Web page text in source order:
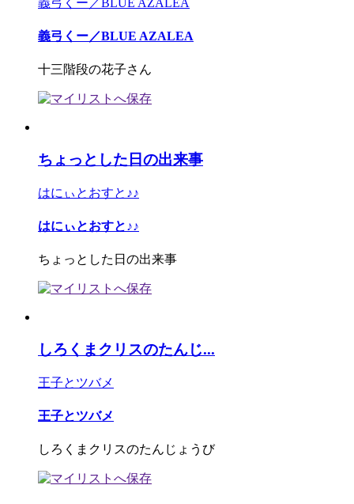
義弓くー／BLUE AZALEA
十三階段の花子さん
ちょっとした日の出来事
はにぃとおすと♪♪
はにぃとおすと♪♪
ちょっとした日の出来事
しろくまクリスのたんじ...
王子とツバメ
王子とツバメ
しろくまクリスのたんじょうび